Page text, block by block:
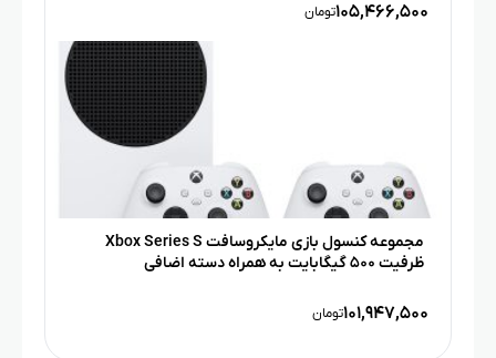
۱۰۵,۴۶۶,۵۰۰تومان
مجموعه کنسول بازی مایکروسافت Xbox Series S
ظرفیت ۵۰۰ گیگابایت به همراه دسته اضافی
۱۰۱,۹۴۷,۵۰۰تومان